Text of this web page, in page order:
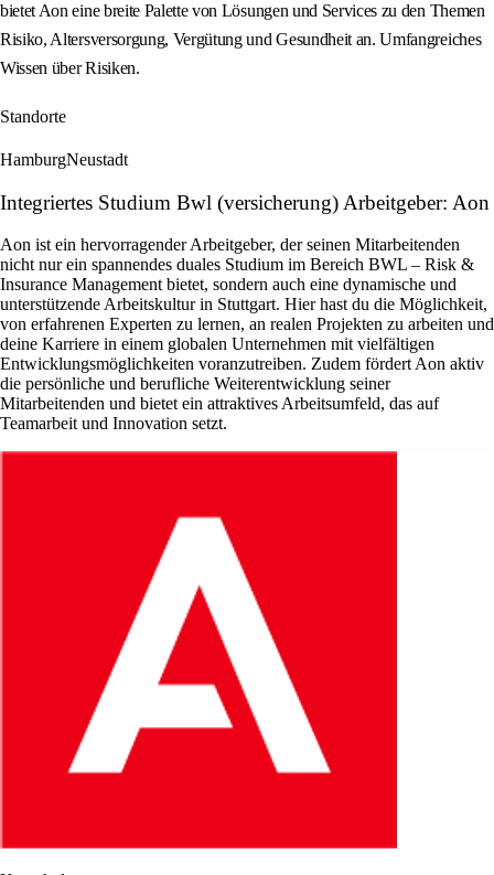
bietet Aon eine breite Palette von Lösungen und Services zu den Themen
Risiko, Altersversorgung, Vergütung und Gesundheit an. Umfangreiches
Wissen über Risiken.
Standorte
HamburgNeustadt
Integriertes Studium Bwl (versicherung) Arbeitgeber: Aon
Aon ist ein hervorragender Arbeitgeber, der seinen Mitarbeitenden
nicht nur ein spannendes duales Studium im Bereich BWL – Risk &
Insurance Management bietet, sondern auch eine dynamische und
unterstützende Arbeitskultur in Stuttgart. Hier hast du die Möglichkeit,
von erfahrenen Experten zu lernen, an realen Projekten zu arbeiten und
deine Karriere in einem globalen Unternehmen mit vielfältigen
Entwicklungsmöglichkeiten voranzutreiben. Zudem fördert Aon aktiv
die persönliche und berufliche Weiterentwicklung seiner
Mitarbeitenden und bietet ein attraktives Arbeitsumfeld, das auf
Teamarbeit und Innovation setzt.